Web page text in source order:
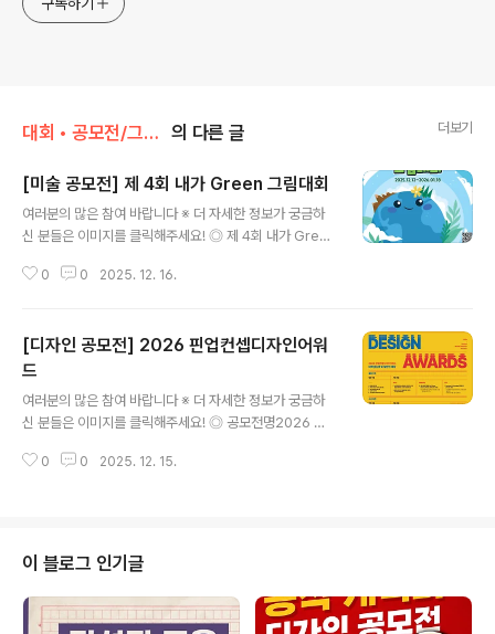
대회 • 공모전/그림 • 미술 • 디자인 • 웹툰. 의 다른 글 더보기
[미술 공모전] 제 4회 내가 Green 그림대회
여러분의 많은 참여 바랍니다 ※ 더 자세한 정보가 궁금하
신 분들은 이미지를 클릭해주세요! ◎ 제 4회 내가 Green
축을 최우선 과제로 삼고산업자동화를 선도하는 한국SM
호할 수 있는 방법 중 택 1(동·식물, 미세먼지, 바다, 숲, 지
구온난화, 신재생에너지 등) ◎ 참가대상대전 및 세종시 소
재 초등학교 재학생이라면 누구나 참여가능 ◎ 접수기간2
025년 12월 12일(금) - 2026년 1월 18일(일) ◎ 접수방
kr)..
0 0 2025. 12. 16.
[디자인 공모전] 2026 핀업컨셉디자인어워
드
여러분의 많은 참여 바랍니다 ※ 더 자세한 정보가 궁금하
신 분들은 이미지를 클릭해주세요! ◎ 공모전명2026 핀
심사/수상작 발표 : 2026.2월 중시상식 : 2026.02.26
이미지 4장 (규격: 가로 190mm×세로 250mm, 이미지
당 1MB 이내, jpg 형식, RGB 모드)- 디자인 설명 : 출품작
의 디자인 콘셉트 설명 (분량: 한글 500자 이내, 영문 700
자 이내 (공백 포함, 분량 엄수))- 디자인 키워드 : 출품작이
0 0 2025. 12. 15.
이 블로그 인기글